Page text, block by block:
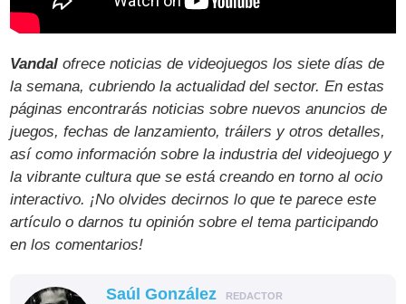
Vandal ofrece noticias de videojuegos los siete días de
la semana, cubriendo la actualidad del sector. En estas
páginas encontrarás noticias sobre nuevos anuncios de
juegos, fechas de lanzamiento, tráilers y otros detalles,
así como información sobre la industria del videojuego y
la vibrante cultura que se está creando en torno al ocio
interactivo. ¡No olvides decirnos lo que te parece este
artículo o darnos tu opinión sobre el tema participando
en los comentarios!
Saúl González REDACTOR